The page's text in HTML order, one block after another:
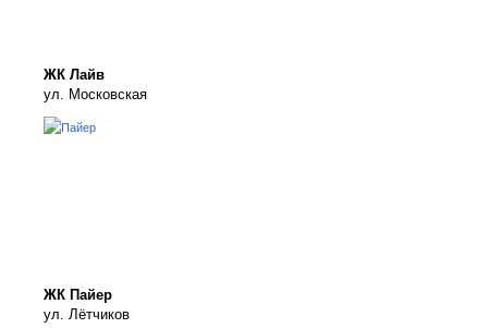
ЖК Лайв
ул. Московская
ЖК Пайер
ул. Лётчиков